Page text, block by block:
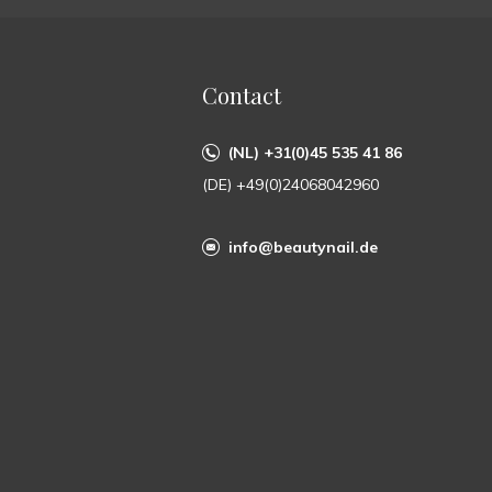
Contact
(NL) +31(0)45 535 41 86
(DE) +49(0)24068042960
info@beautynail.de